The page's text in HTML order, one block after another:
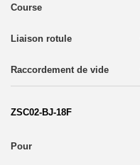
ZSC02-BJ-18F